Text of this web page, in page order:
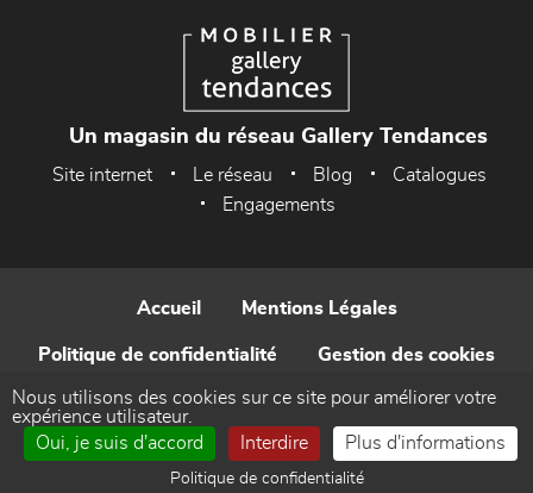
Un magasin du réseau Gallery Tendances
Site internet Le réseau Blog
Catalogues
Engagements
Accueil Mentions Légales
Politique de confidentialité Gestion des cookies
Contact
Réalisé par WEB Enseignes
Nous utilisons des cookies sur ce site pour améliorer votre
expérience utilisateur.
Oui, je suis d'accord
Interdire Plus d'informations
Politique de confidentialité